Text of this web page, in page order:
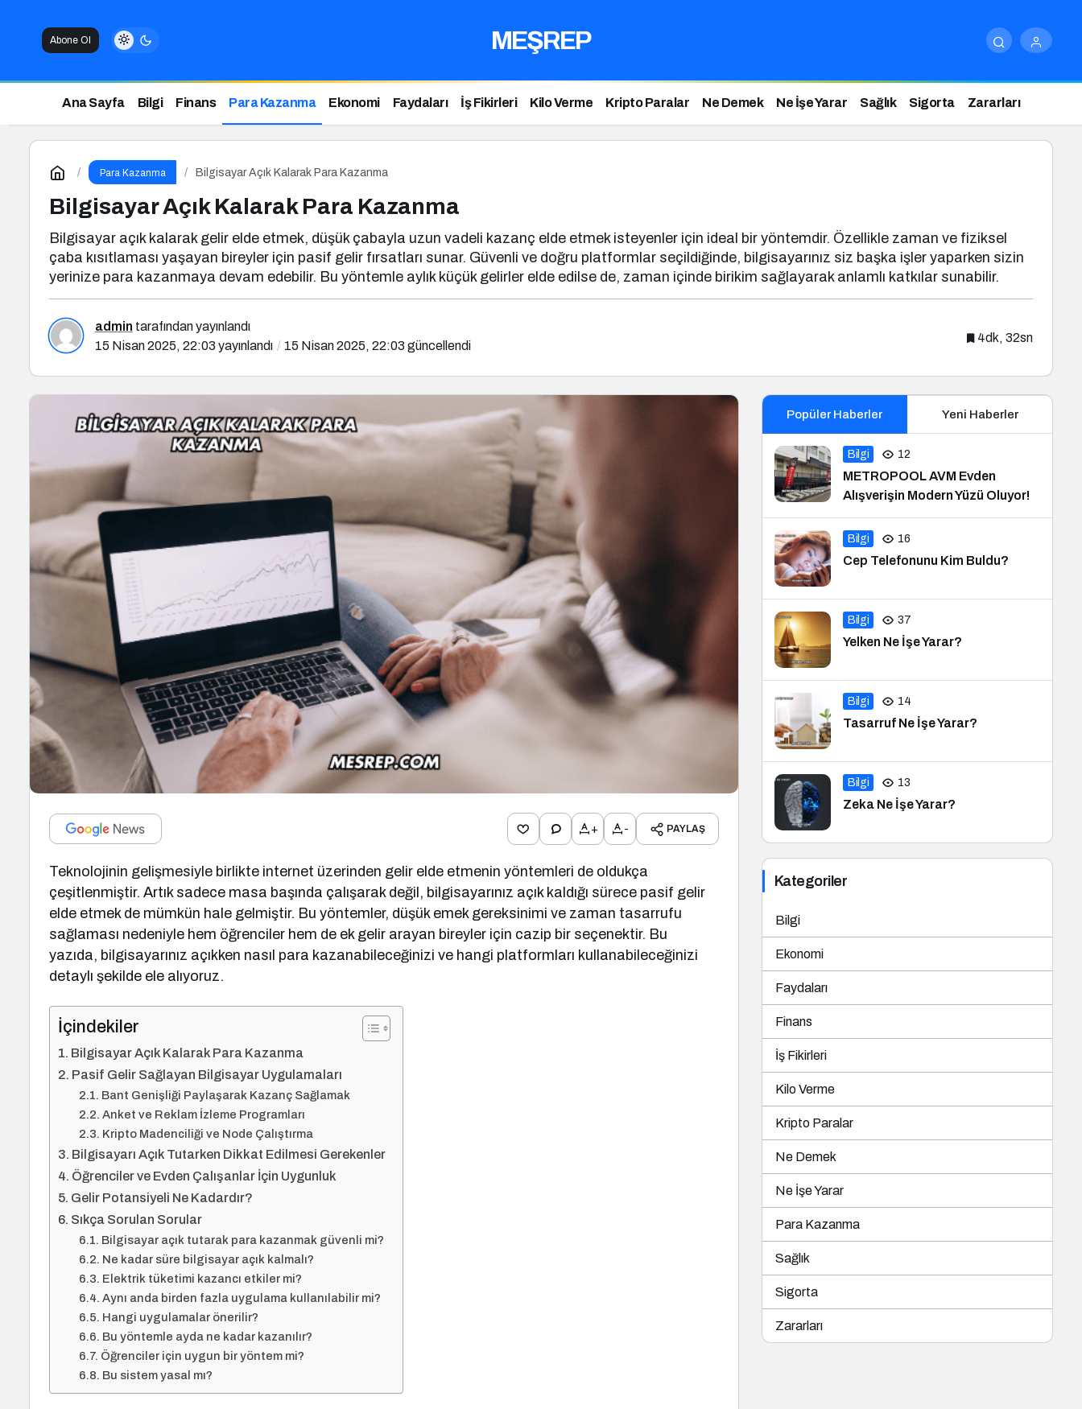
Abone Ol MEŞREP
Ana Sayfa Bilgi Finans Para Kazanma Ekonomi Faydaları İş Fikirleri Kilo Verme Kripto Paralar Ne Demek Ne İşe Yarar Sağlık Sigorta Zararları
Para Kazanma Bilgisayar Açık Kalarak Para Kazanma
Bilgisayar Açık Kalarak Para Kazanma
Bilgisayar açık kalarak gelir elde etmek, düşük çabayla uzun vadeli kazanç elde etmek isteyenler için ideal bir yöntemdir. Özellikle zaman ve fiziksel
çaba kısıtlaması yaşayan bireyler için pasif gelir fırsatları sunar. Güvenli ve doğru platformlar seçildiğinde, bilgisayarınız siz başka işler yaparken sizin
yerinize para kazanmaya devam edebilir. Bu yöntemle aylık küçük gelirler elde edilse de, zaman içinde birikim sağlayarak anlamlı katkılar sunabilir.
admin tarafından yayınlandı
15 Nisan 2025, 22:03 yayınlandı 15 Nisan 2025, 22:03 güncellendi
4dk, 32sn
+ - PAYLAŞ
Teknolojinin gelişmesiyle birlikte internet üzerinden gelir elde etmenin yöntemleri de oldukça
çeşitlenmiştir. Artık sadece masa başında çalışarak değil, bilgisayarınız açık kaldığı sürece pasif gelir
elde etmek de mümkün hale gelmiştir. Bu yöntemler, düşük emek gereksinimi ve zaman tasarrufu
sağlaması nedeniyle hem öğrenciler hem de ek gelir arayan bireyler için cazip bir seçenektir. Bu
yazıda, bilgisayarınız açıkken nasıl para kazanabileceğinizi ve hangi platformları kullanabileceğinizi
detaylı şekilde ele alıyoruz.
İçindekiler
Bilgisayar Açık Kalarak Para Kazanma
Pasif Gelir Sağlayan Bilgisayar Uygulamaları
Bant Genişliği Paylaşarak Kazanç Sağlamak
Anket ve Reklam İzleme Programları
Kripto Madenciliği ve Node Çalıştırma
Bilgisayarı Açık Tutarken Dikkat Edilmesi Gerekenler
Öğrenciler ve Evden Çalışanlar İçin Uygunluk
Gelir Potansiyeli Ne Kadardır?
Sıkça Sorulan Sorular
Bilgisayar açık tutarak para kazanmak güvenli mi?
Ne kadar süre bilgisayar açık kalmalı?
Elektrik tüketimi kazancı etkiler mi?
Aynı anda birden fazla uygulama kullanılabilir mi?
Hangi uygulamalar önerilir?
Bu yöntemle ayda ne kadar kazanılır?
Öğrenciler için uygun bir yöntem mi?
Bu sistem yasal mı?
Popüler Haberler Yeni Haberler
Bilgi 12
METROPOOL AVM Evden
Alışverişin Modern Yüzü Oluyor!
Bilgi 16
Cep Telefonunu Kim Buldu?
Bilgi 37
Yelken Ne İşe Yarar?
Bilgi 14
Tasarruf Ne İşe Yarar?
Bilgi 13
Zeka Ne İşe Yarar?
Kategoriler
Bilgi
Ekonomi
Faydaları
Finans
İş Fikirleri
Kilo Verme
Kripto Paralar
Ne Demek
Ne İşe Yarar
Para Kazanma
Sağlık
Sigorta
Zararları